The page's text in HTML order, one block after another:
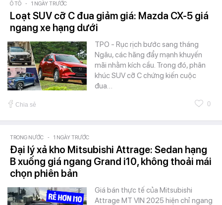
Ô TÔ - 1 NGÀY TRƯỚC
Loạt SUV cỡ C đua giảm giá: Mazda CX-5 giá
ngang xe hạng dưới
TPO - Rục rịch bước sang tháng
Ngâu, các hãng đẩy mạnh khuyến
mãi nhằm kích cầu. Trong đó, phân
khúc SUV cỡ C chứng kiến cuộc
đua…
Chia sẻ 0
TRONG NƯỚC - 1 NGÀY TRƯỚC
Đại lý xả kho Mitsubishi Attrage: Sedan hạng
B xuống giá ngang Grand i10, không thoải mái
chọn phiên bản
Giá bán thực tế của Mitsubishi
Attrage MT VIN 2025 hiện chỉ ngang